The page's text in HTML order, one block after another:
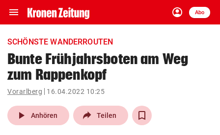
menu Navigation
ein-/ausklappen
account_circle
Anmelden
Abo
close Schließen
account_circle Anmelden
pin_drop
Wien arrow_right
SCHÖNSTE WANDERROUTEN
Bunte Frühjahrsboten am Weg
zum Rappenkopf
Vorarlberg 16.04.2022 10:25
play_arrow Anhören Teilen